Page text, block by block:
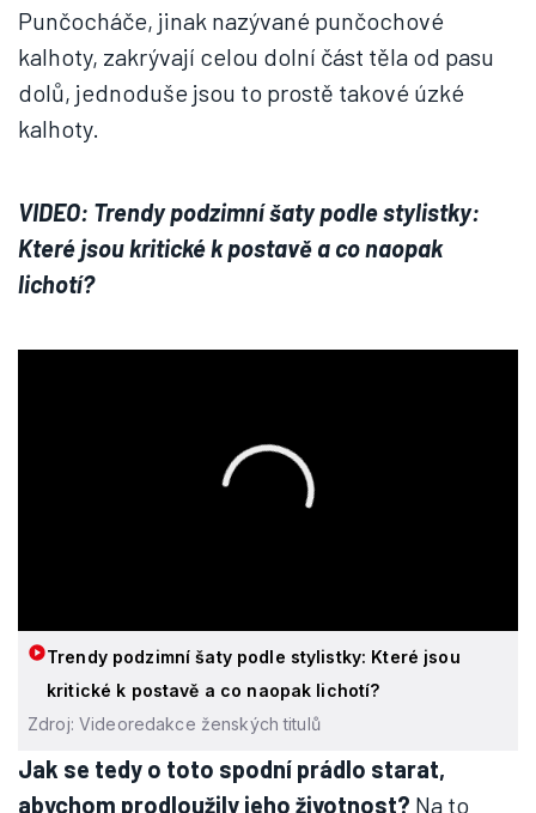
Punčocháče, jinak nazývané punčochové
kalhoty, zakrývají celou dolní část těla od pasu
dolů, jednoduše jsou to prostě takové úzké
kalhoty.
VIDEO: Trendy podzimní šaty podle stylistky:
Které jsou kritické k postavě a co naopak
lichotí?
Trendy podzimní šaty podle stylistky: Které jsou
kritické k postavě a co naopak lichotí?
Zdroj: Videoredakce ženských titulů
Jak se tedy o toto spodní prádlo starat,
abychom prodloužily jeho životnost? Na to